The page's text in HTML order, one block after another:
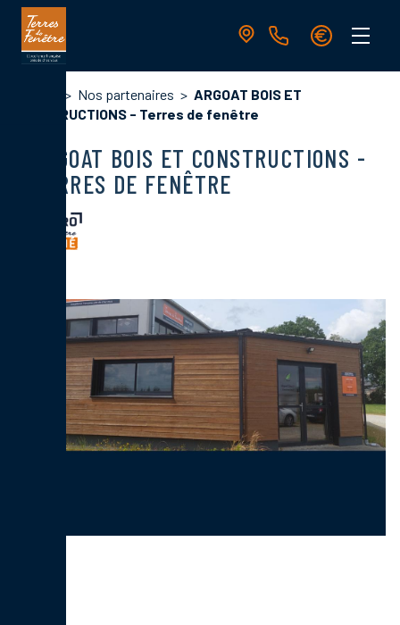
Aller
contenu
principale
Nos partenaires
ARGOAT BOIS ET
CONSTRUCTIONS - Terres de fenêtre
ARGOAT BOIS ET CONSTRUCTIONS -
TERRES DE FENÊTRE